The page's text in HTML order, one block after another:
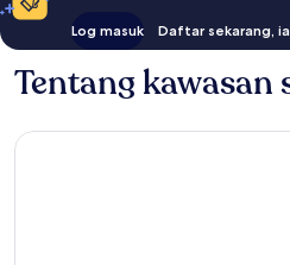
Log masuk Daftar sekarang,
Tentang kawasan